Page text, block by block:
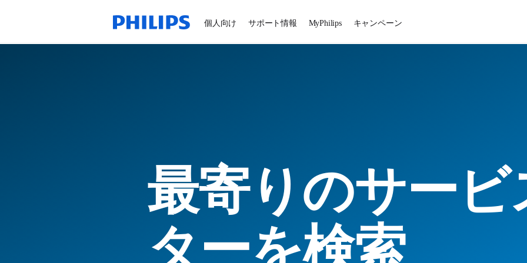
個人向け サポート情報 MyPhilips キャンペーン
最寄りのサービ
ターを検索